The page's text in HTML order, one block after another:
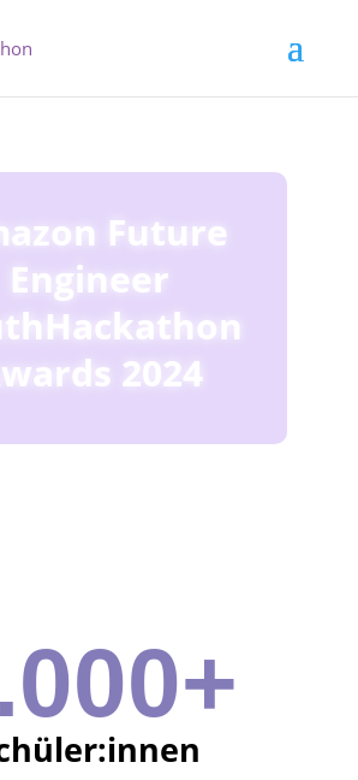
Future
Engineer
2024